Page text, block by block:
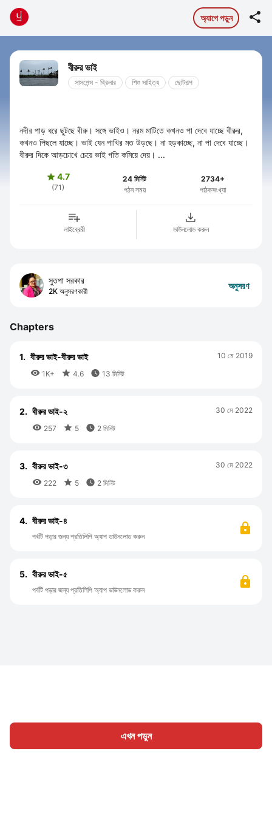
অ্যাপে পড়ুন 
বীরুর ভাই
সাসপেন্স - থ্রিলার শিশু সাহিত্য ছোটগল্প
নদীর পাড় ধরে ছুটছে বীরু। সঙ্গে ভাইও। নরম মাটিতে কখনও পা দেবে যাচ্ছে বীরুর,
কখনও পিছলে যাচ্ছে। ভাই যেন পাখির মত উড়ছে। না হড়কাচ্ছে, না পা দেবে যাচ্ছে।
বীরুর দিকে আড়চোখে চেয়ে ভাই গতি কমিয়ে দেয়। ...
4.7
(71)
24 মিনিট
পঠন সময়
2734+
পাঠকসংখ্যা
লাইব্রেরী ডাউনলোড করুন
এখন পড়ুন
সুতপা সরকার
2K অনুসরণকারী
অনুসরণ
Chapters
1. বীরুর ভাই-বীরুর ভাই
 1K+  4.6  13 মিনিট
10 মে 2019
2. বীরুর ভাই-২
 257  5  2 মিনিট
30 মে 2022
3. বীরুর ভাই-৩
 222  5  2 মিনিট
30 মে 2022
4. বীরুর ভাই-৪
পর্বটি পড়ার জন্য প্রতিলিপি অ্যাপ ডাউনলোড করুন
5. বীরুর ভাই-৫
পর্বটি পড়ার জন্য প্রতিলিপি অ্যাপ ডাউনলোড করুন
হোম শ্রেণী লিখুন প্রবন্ধ সাইন ইন